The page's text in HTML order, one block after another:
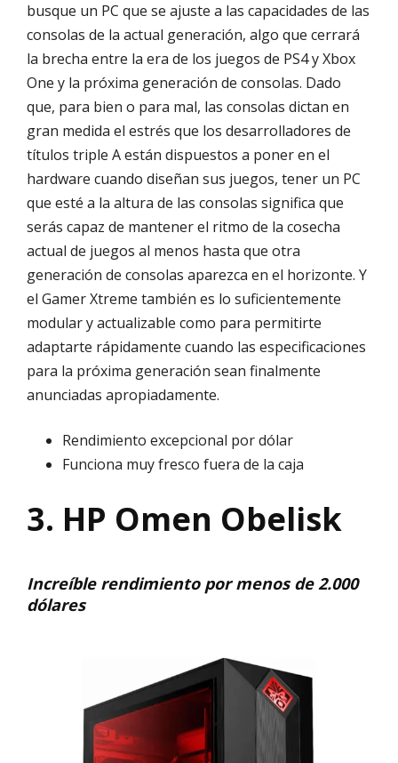
busque un PC que se ajuste a las capacidades de las
consolas de la actual generación, algo que cerrará
la brecha entre la era de los juegos de PS4 y Xbox
One y la próxima generación de consolas. Dado
que, para bien o para mal, las consolas dictan en
gran medida el estrés que los desarrolladores de
títulos triple A están dispuestos a poner en el
hardware cuando diseñan sus juegos, tener un PC
que esté a la altura de las consolas significa que
serás capaz de mantener el ritmo de la cosecha
actual de juegos al menos hasta que otra
generación de consolas aparezca en el horizonte. Y
el Gamer Xtreme también es lo suficientemente
modular y actualizable como para permitirte
adaptarte rápidamente cuando las especificaciones
para la próxima generación sean finalmente
anunciadas apropiadamente.
Rendimiento excepcional por dólar
Funciona muy fresco fuera de la caja
3. HP Omen Obelisk
Increíble rendimiento por menos de 2.000
dólares